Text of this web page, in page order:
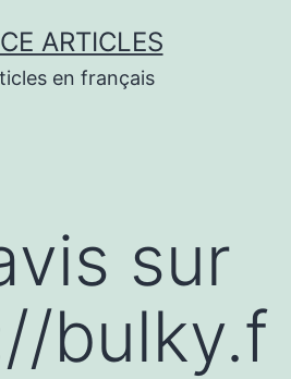
ARTICLES
en français
sur
bulky.f